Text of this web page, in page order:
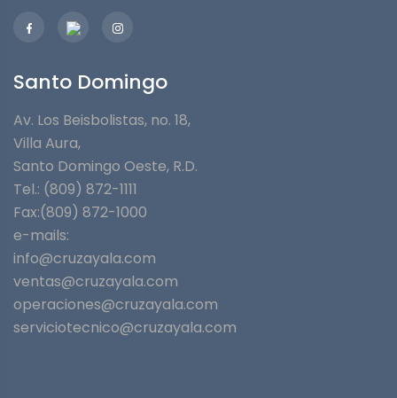
Santo Domingo
Av. Los Beisbolistas, no. 18,
Villa Aura,
Santo Domingo Oeste, R.D.
Tel.: (809) 872-1111
Fax:(809) 872-1000
e-mails:
info@cruzayala.com
ventas@cruzayala.com
operaciones@cruzayala.com
serviciotecnico@cruzayala.com